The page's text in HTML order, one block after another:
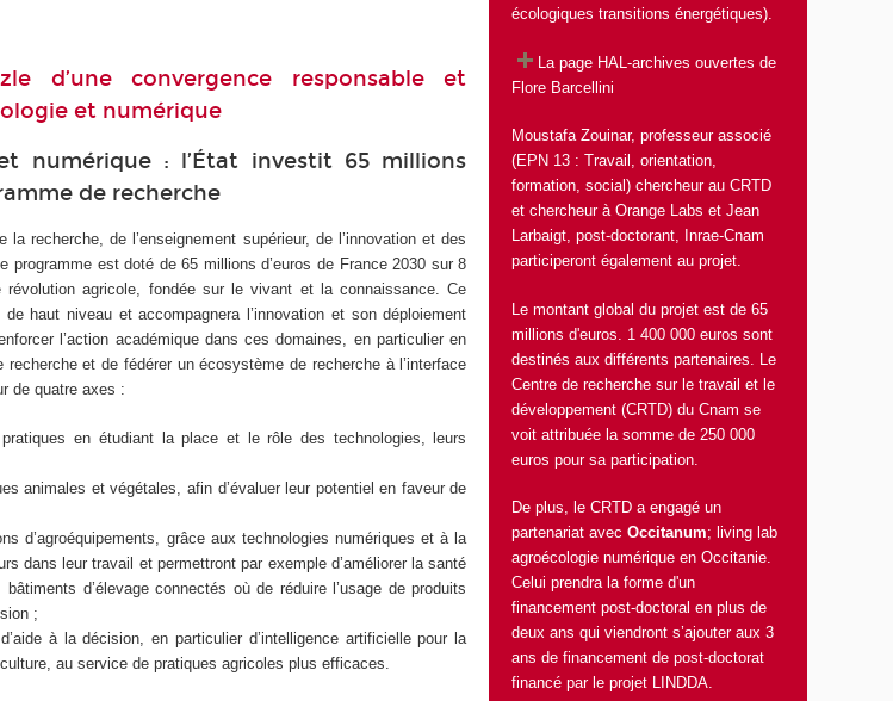
d’une convergence responsable et
et numérique
numérique : l’État investit 65 millions
de recherche
recherche, de l’enseignement supérieur, de l’innovation et des
est doté de 65 millions d’euros de France 2030 sur 8
agricole, fondée sur le vivant et la connaissance. Ce
haut niveau et accompagnera l’innovation et son déploiement
l’action académique dans ces domaines, en particulier en
et de fédérer un écosystème de recherche à l’interface
de quatre axes :
pratiques en étudiant la place et le rôle des technologies, leurs
animales et végétales, afin d’évaluer leur potentiel en faveur de
d’agroéquipements, grâce aux technologies numériques et à la
dans leur travail et permettront par exemple d’améliorer la santé
d’élevage connectés où de réduire l’usage de produits
;
à la décision, en particulier d’intelligence artificielle pour la
au service de pratiques agricoles plus efficaces.
écologiques transitions énergétiques).
La page HAL-archives ouvertes de
Flore Barcellini
Moustafa Zouinar, professeur associé
(EPN 13 : Travail, orientation,
formation, social) chercheur au CRTD
et chercheur à Orange Labs et Jean
Larbaigt, post-doctorant, Inrae-Cnam
participeront également au projet.
Le montant global du projet est de 65
millions d'euros. 1 400 000 euros sont
destinés aux différents partenaires. Le
Centre de recherche sur le travail et le
développement (CRTD) du Cnam se
voit attribuée la somme de 250 000
euros pour sa participation.
De plus, le CRTD a engagé un
partenariat avecOccitanum; living lab
agroécologie numérique en Occitanie.
Celui prendra la forme d'un
financement post-doctoral en plus de
deux ans qui viendront s’ajouter aux 3
ans de financement de post-doctorat
financé par le projet LINDDA.